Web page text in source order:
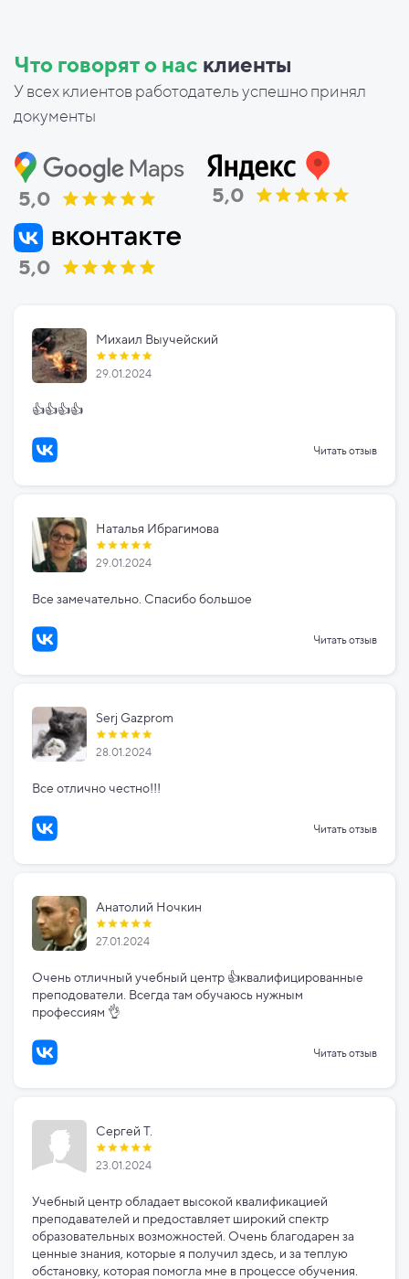
Что говорят о нас клиенты
У всех клиентов работодатель успешно принял
документы
5,0 5,0
5,0
Михаил Выучейский
29.01.2024
👍👍👍👍
Читать отзыв
Наталья Ибрагимова
29.01.2024
Все замечательно. Спасибо большое
Читать отзыв
Serj Gazprom
28.01.2024
Все отлично честно!!!
Читать отзыв
Анатолий Ночкин
27.01.2024
Очень отличный учебный центр 👍квалифицированные
преподователи. Всегда там обучаюсь нужным
профессиям 👌
Читать отзыв
Сергей Т.
23.01.2024
Учебный центр обладает высокой квалификацией
преподавателей и предоставляет широкий спектр
образовательных возможностей. Очень благодарен за
ценные знания, которые я получил здесь, и за теплую
обстановку, которая помогла мне в процессе обучения.